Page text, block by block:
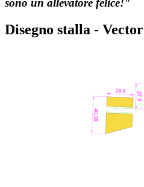
sono un allevatore felice!"
Disegno stalla - Vector